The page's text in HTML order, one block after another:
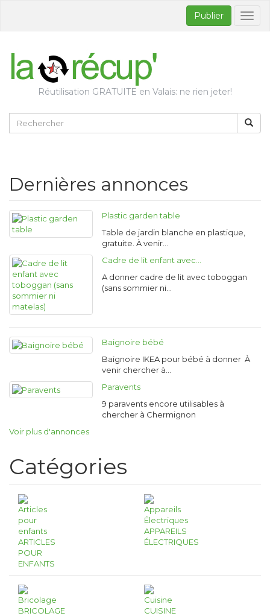
Publier
Réutilisation GRATUITE en Valais: ne rien jeter!
Dernières annonces
Plastic garden table
Table de jardin blanche en plastique,
gratuite. À venir…
Cadre de lit enfant avec…
A donner cadre de lit avec toboggan
(sans sommier ni…
Baignoire bébé
Baignoire IKEA pour bébé à donner À
venir chercher à…
Paravents
9 paravents encore utilisables à
chercher à Chermignon
Voir plus d'annonces
Catégories
ARTICLES
POUR
ENFANTS
APPAREILS
ÉLECTRIQUES
BRICOLAGE CUISINE